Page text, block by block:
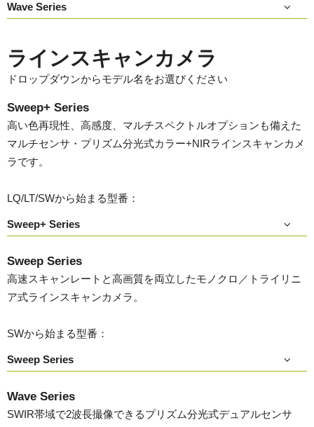
Wave Series
ラインスキャンカメラ
ドロップダウンからモデル名をお選びください
Sweep+ Series
高い色再現性、高感度、マルチスペクトルオプションも備えた
マルチセンサ・プリズム分光式カラー+NIRラインスキャンカメ
ラです。
LQ/LT/SWから始まる型番：
Sweep+ Series
Sweep Series
高速スキャンレートと高画質を両立したモノクロ／トライリニ
ア式ラインスキャンカメラ。
SWから始まる型番：
Sweep Series
Wave Series
SWIR帯域で2波長撮像できるプリズム分光式デュアルセンサ